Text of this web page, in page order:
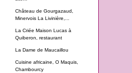
Château de Gourgazaud,
Minervois La Livinière,...
La Criée Maison Lucas à
Quiberon, restaurant
La Dame de Maucaillou
Cuisine africaine, O Maquis,
Chambourcy